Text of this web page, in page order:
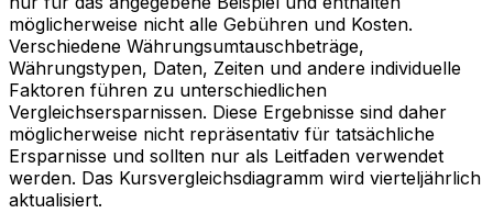
möglicherweise nicht alle Gebühren und Kosten.
Verschiedene Währungsumtauschbeträge,
Währungstypen, Daten, Zeiten und andere individuelle
Faktoren führen zu unterschiedlichen
Vergleichsersparnissen. Diese Ergebnisse sind daher
möglicherweise nicht repräsentativ für tatsächliche
Ersparnisse und sollten nur als Leitfaden verwendet
werden. Das Kursvergleichsdiagramm wird vierteljährlich
aktualisiert.